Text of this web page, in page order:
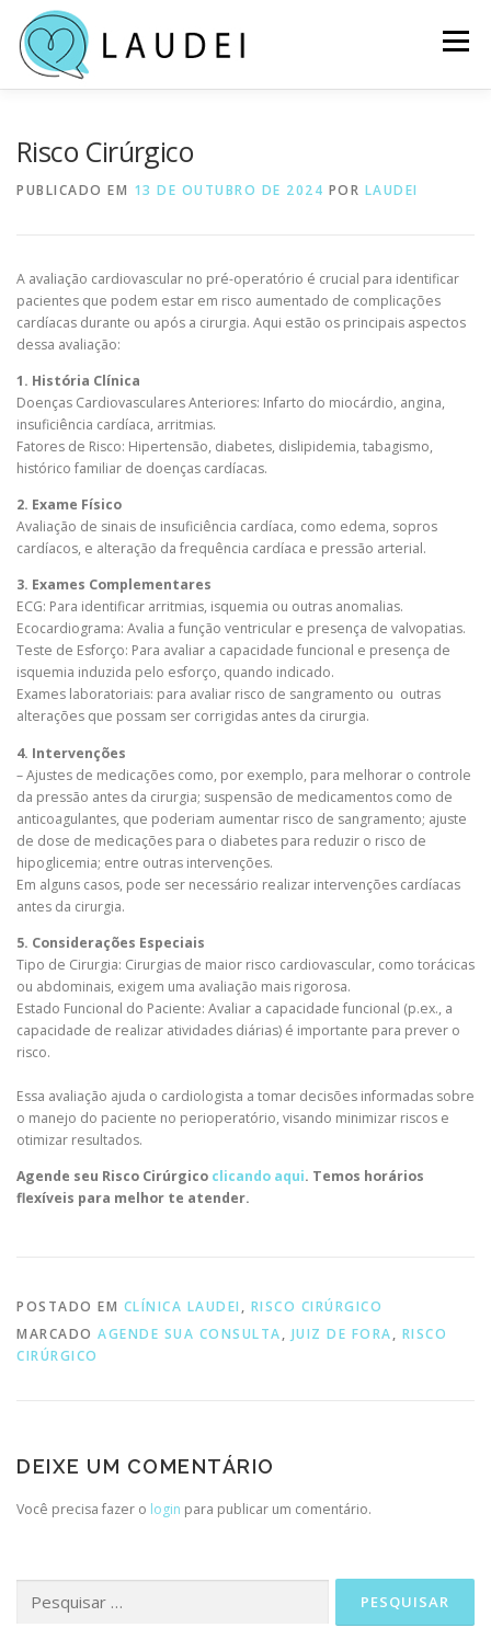
para
conteúdo
Menu
AGENDE SUA CONSULTA
Risco Cirúrgico
PUBLICADO EM 13 DE OUTUBRO DE 2024 POR LAUDEI
A avaliação cardiovascular no pré-operatório é crucial para identificar
pacientes que podem estar em risco aumentado de complicações
cardíacas durante ou após a cirurgia. Aqui estão os principais aspectos
dessa avaliação:
1. História Clínica
Doenças Cardiovasculares Anteriores: Infarto do miocárdio, angina,
insuficiência cardíaca, arritmias.
Fatores de Risco: Hipertensão, diabetes, dislipidemia, tabagismo,
histórico familiar de doenças cardíacas.
2. Exame Físico
Avaliação de sinais de insuficiência cardíaca, como edema, sopros
cardíacos, e alteração da frequência cardíaca e pressão arterial.
3. Exames Complementares
ECG: Para identificar arritmias, isquemia ou outras anomalias.
Ecocardiograma: Avalia a função ventricular e presença de valvopatias.
Teste de Esforço: Para avaliar a capacidade funcional e presença de
isquemia induzida pelo esforço, quando indicado.
Exames laboratoriais: para avaliar risco de sangramento ou outras
alterações que possam ser corrigidas antes da cirurgia.
4. Intervenções
– Ajustes de medicações como, por exemplo, para melhorar o controle
da pressão antes da cirurgia; suspensão de medicamentos como de
anticoagulantes, que poderiam aumentar risco de sangramento; ajuste
de dose de medicações para o diabetes para reduzir o risco de
hipoglicemia; entre outras intervenções.
Em alguns casos, pode ser necessário realizar intervenções cardíacas
antes da cirurgia.
5. Considerações Especiais
Tipo de Cirurgia: Cirurgias de maior risco cardiovascular, como torácicas
ou abdominais, exigem uma avaliação mais rigorosa.
Estado Funcional do Paciente: Avaliar a capacidade funcional (p.ex., a
capacidade de realizar atividades diárias) é importante para prever o
risco.
Essa avaliação ajuda o cardiologista a tomar decisões informadas sobre
o manejo do paciente no perioperatório, visando minimizar riscos e
otimizar resultados.
Agende seu Risco Cirúrgico clicando aqui. Temos horários
flexíveis para melhor te atender.
POSTADO EM CLÍNICA LAUDEI , RISCO CIRÚRGICO
MARCADO AGENDE SUA CONSULTA, JUIZ DE FORA, RISCO
CIRÚRGICO
DEIXE UM COMENTÁRIO
Você precisa fazer o login para publicar um comentário.
por: